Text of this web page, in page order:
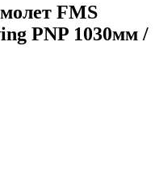
FMS
PNP 1030мм /